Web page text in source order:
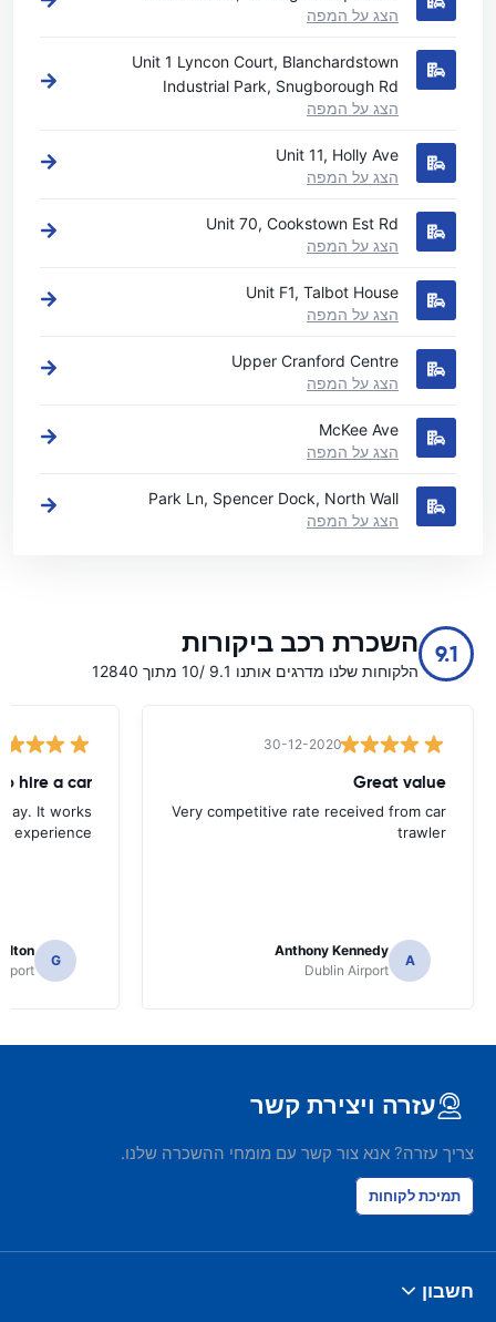
הצג על המפה
Unit 1 Lyncon Court, Blanchardstown
Industrial Park, Snugborough Rd
הצג על המפה
Unit 11, Holly Ave
הצג על המפה
Unit 70, Cookstown Est Rd
הצג על המפה
Unit F1, Talbot House
הצג על המפה
Upper Cranford Centre
הצג על המפה
McKee Ave
הצג על המפה
Park Ln, Spencer Dock, North Wall
הצג על המפה
9.1 השכרת רכב ביקורות
הלקוחות שלנו מדרגים אותנו 9.1 /10 מתוך 12840
30-12-2020
Great value
Very competitive rate received from car
trawler
A
Anthony Kennedy
Dublin Airport
It works
experience
G
עזרה ויצירת קשר
צריך עזרה? אנא צור קשר עם מומחי ההשכרה שלנו.
תמיכת לקוחות
חשבון